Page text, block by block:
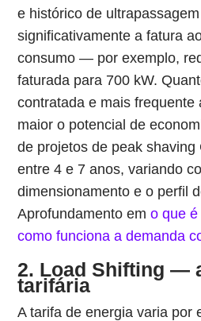
e histórico de
significativamente a fatura
consumo — por exemplo,
faturada para 700 kW.
contratada e mais frequente
maior o potencial de
de projetos de peak shaving
entre 4 e 7 anos, variando
dimensionamento e o perfil
Aprofundamento emo que
como funciona a demanda
2. Load Shifting —
tarifária
A tarifa de energia varia por